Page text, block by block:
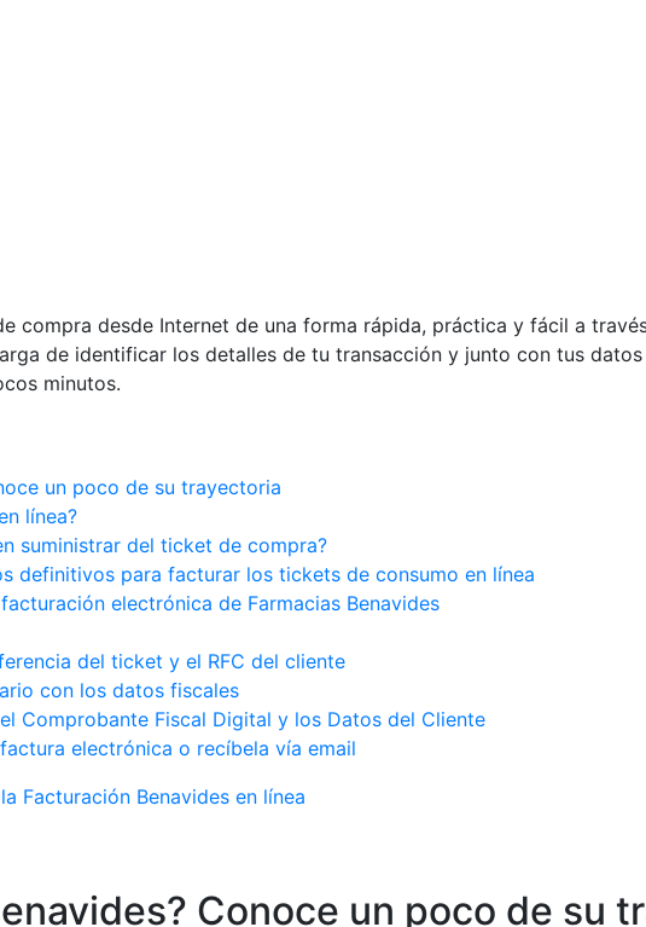
compra desde Internet de una forma rápida, práctica y fácil a
de identificar los detalles de tu transacción y junto con tus
minutos.
un poco de su trayectoria
línea?
suministrar del ticket de compra?
definitivos para facturar los tickets de consumo en línea
electrónica de Farmacias Benavides
del ticket y el RFC del cliente
con los datos fiscales
Comprobante Fiscal Digital y los Datos del Cliente
electrónica o recíbela vía email
Facturación Benavides en línea
Conoce un poco de su